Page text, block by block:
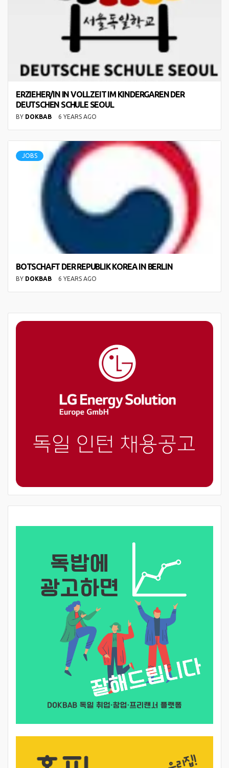
ERZIEHER/IN IN VOLLZEIT IM KINDERGAREN DER
DEUTSCHEN SCHULE SEOUL
BY DOKBAB 6 YEARS AGO
JOBS
BOTSCHAFT DER REPUBLIK KOREA IN BERLIN
BY DOKBAB 6 YEARS AGO